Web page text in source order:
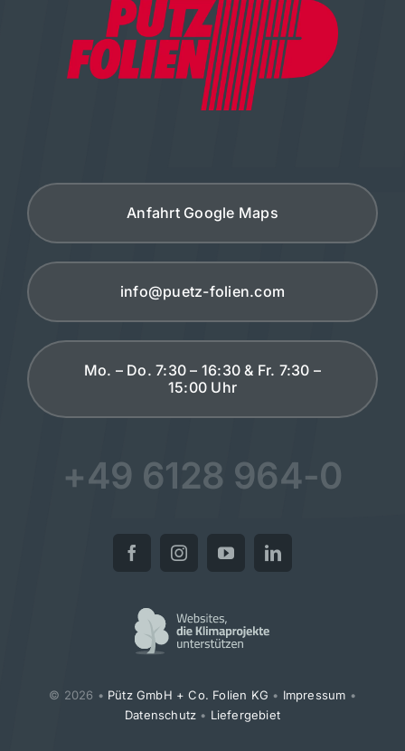
Anfahrt Google Maps
info@puetz-folien.com
Mo. – Do. 7:30 – 16:30 & Fr. 7:30 –
15:00 Uhr
+49 6128 964-0
© 2026 • Pütz GmbH + Co. Folien KG • Impressum •
Datenschutz • Liefergebiet